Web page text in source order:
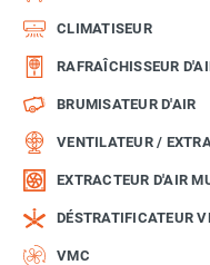
CLIMATISEUR
RAFRAÎCHISSEUR
BRUMISATEUR D'AIR
VENTILATEUR /
EXTRACTEUR D'AIR
DÉSTRATIFICATEUR
VMC